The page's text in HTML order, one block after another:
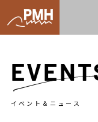
イベント＆ニュース